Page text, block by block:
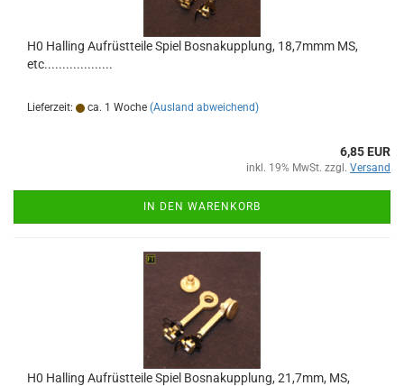
H0 Halling Aufrüstteile Spiel Bosnakupplung, 18,7mmm MS,
etc...................
Lieferzeit: ca. 1 Woche (Ausland abweichend)
6,85 EUR
inkl. 19% MwSt. zzgl. Versand
IN DEN WARENKORB
H0 Halling Aufrüstteile Spiel Bosnakupplung, 21,7mm, MS,